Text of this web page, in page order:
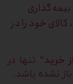
گذاری
خود را در
خرید" تنها در
نشده باشد.